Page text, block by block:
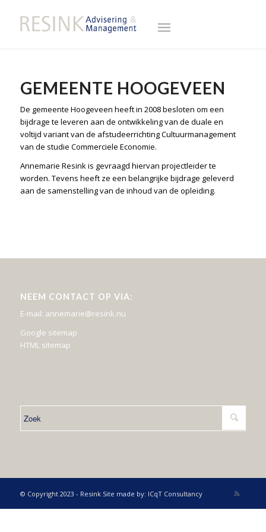
GEMEENTE HOOGEVEEN
De gemeente Hoogeveen heeft in 2008 besloten om een
bijdrage te leveren aan de ontwikkeling van de duale en
voltijd variant van de afstudeerrichting Cultuurmanagement
van de studie Commerciele Economie.
Annemarie Resink is gevraagd hiervan projectleider te
worden. Tevens heeft ze een belangrijke bijdrage geleverd
aan de samenstelling van de inhoud van de opleiding.
NEEM CONTACT OP VIA:
E-mail: annemarie@resink.nu
Google sitemap
HTML sitemap
© Copyright 2023 - Resink Site made by: ICqT Consultancy